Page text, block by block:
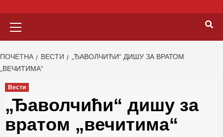
ПОЧЕТНА ВЕСТИ
„ЂАВОЛЧИЋИ“ ДИШУ ЗА ВРАТОМ
„ВЕЧИТИМА“
Вести
„Ђаволчићи“ дишу за
вратом „вечитима“